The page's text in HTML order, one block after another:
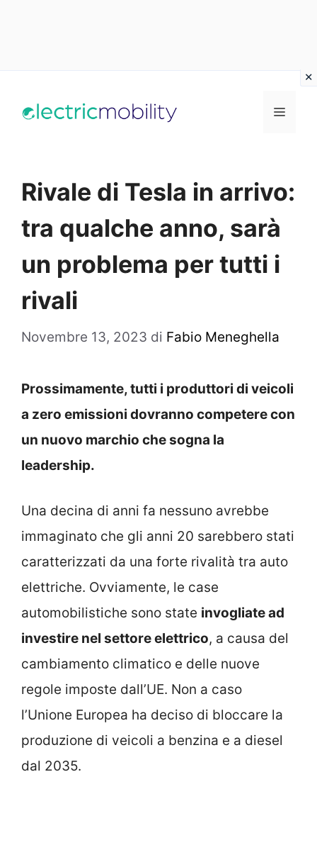
Menu
Rivale di Tesla in arrivo:
tra qualche anno, sarà
un problema per tutti i
rivali
Novembre 13, 2023 di Fabio Meneghella
Prossimamente, tutti i produttori di veicoli
a zero emissioni dovranno competere con
un nuovo marchio che sogna la
leadership.
Una decina di anni fa nessuno avrebbe
immaginato che gli anni 20 sarebbero stati
caratterizzati da una forte rivalità tra auto
elettriche. Ovviamente, le case
automobilistiche sono state invogliate ad
investire nel settore elettrico, a causa del
cambiamento climatico e delle nuove
regole imposte dall’UE. Non a caso
l’Unione Europea ha deciso di bloccare la
produzione di veicoli a benzina e a diesel
dal 2035.